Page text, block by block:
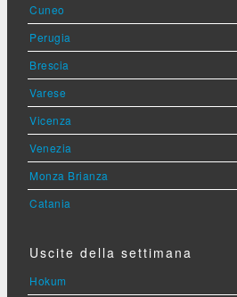
Cuneo
Perugia
Brescia
Varese
Vicenza
Venezia
Monza Brianza
Catania
Uscite della settimana
Hokum